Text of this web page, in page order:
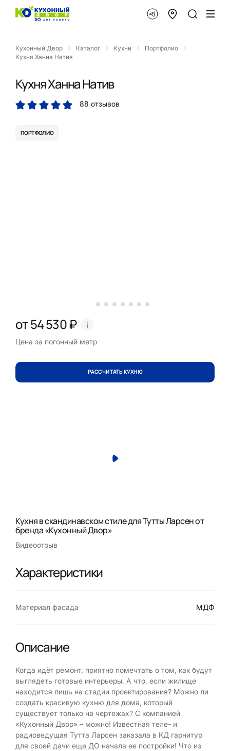
Кухонный Двор Каталог Кухни
Портфолио
Кухня Ханна Натив
Кухня Ханна Натив
88 отзывов
ПОРТФОЛИО
от 54 530 ₽
Цена за погонный метр
РАССЧИТАТЬ КУХНЮ
Кухня в скандинавском стиле для Тутты Ларсен от
бренда «Кухонный Двор»
Видеоотзыв
Характеристики
Материал фасада МДФ
Описание
Когда идёт ремонт, приятно помечтать о том, как будут
выглядеть готовые интерьеры. А что, если жилище
находится лишь на стадии проектирования? Можно ли
создать красивую кухню для дома, который
существует только на чертежах? С компанией
«Кухонный Двор» – можно! Известная теле- и
радиоведущая Тутта Ларсен заказала в КД гарнитур
для своей дачи еще ДО начала ее постройки! Что из